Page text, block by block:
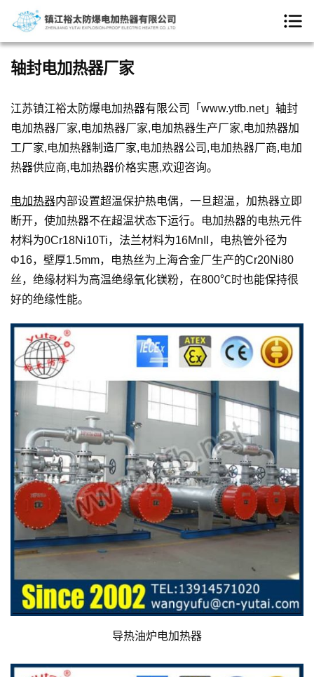
轴封电加热器厂家
江苏镇江裕太防爆电加热器有限公司「www.ytfb.net」轴封
电加热器厂家,电加热器厂家,电加热器生产厂家,电加热器加
工厂家,电加热器制造厂家,电加热器公司,电加热器厂商,电加
热器供应商,电加热器价格实惠,欢迎咨询。
电加热器内部设置超温保护热电偶，一旦超温，加热器立即
断开，使加热器不在超温状态下运行。电加热器的电热元件
材料为0Cr18Ni10Ti，法兰材料为16MnII，电热管外径为
Φ16，壁厚1.5mm，电热丝为上海合金厂生产的Cr20Ni80
丝，绝缘材料为高温绝缘氧化镁粉，在800℃时也能保持很
好的绝缘性能。
导热油炉电加热器